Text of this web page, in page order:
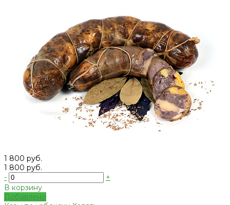
1 800 руб.
1 800 руб.
-
+
В корзину
Добавлено